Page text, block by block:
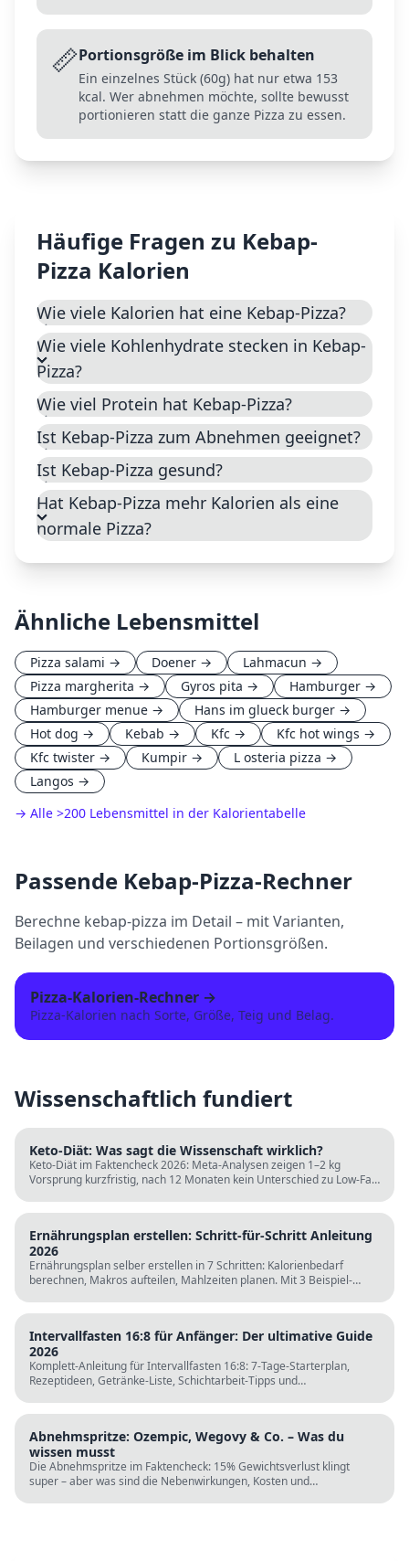
📏Portionsgröße im Blick behalten
Ein einzelnes Stück (60g) hat nur etwa 153
kcal. Wer abnehmen möchte, sollte bewusst
portionieren statt die ganze Pizza zu essen.
Häufige Fragen zu Kebap-
Pizza Kalorien
Wie viele Kalorien hat eine Kebap-Pizza?
Wie viele Kohlenhydrate stecken in Kebap-
Pizza?
Wie viel Protein hat Kebap-Pizza?
Ist Kebap-Pizza zum Abnehmen geeignet?
Ist Kebap-Pizza gesund?
Hat Kebap-Pizza mehr Kalorien als eine
normale Pizza?
Ähnliche Lebensmittel
Pizza salami → Doener → Lahmacun →
Pizza margherita → Gyros pita → Hamburger →
Hamburger menue → Hans im glueck burger →
Hot dog → Kebab → Kfc → Kfc hot wings →
Kfc twister → Kumpir → L osteria pizza →
Langos →
→ Alle >200 Lebensmittel in der Kalorientabelle
Passende Kebap-Pizza-Rechner
Berechne kebap-pizza im Detail – mit Varianten,
Beilagen und verschiedenen Portionsgrößen.
Pizza-Kalorien-Rechner →
Pizza-Kalorien nach Sorte, Größe, Teig und Belag.
Wissenschaftlich fundiert
Keto-Diät: Was sagt die Wissenschaft wirklich?
Keto-Diät im Faktencheck 2026: Meta-Analysen zeigen 1–2 kg
Vorsprung kurzfristig, nach 12 Monaten kein Unterschied zu Low-Fat.
Ernährungsplan erstellen: Schritt-für-Schritt Anleitung
2026
Ernährungsplan selber erstellen in 7 Schritten: Kalorienbedarf
berechnen, Makros aufteilen, Mahlzeiten planen. Mit 3 Beispiel-
Intervallfasten 16:8 für Anfänger: Der ultimative Guide
2026
Komplett-Anleitung für Intervallfasten 16:8: 7-Tage-Starterplan,
Rezeptideen, Getränke-Liste, Schichtarbeit-Tipps und
Abnehmspritze: Ozempic, Wegovy & Co. – Was du
wissen musst
Die Abnehmspritze im Faktencheck: 15% Gewichtsverlust klingt
super – aber was sind die Nebenwirkungen, Kosten und